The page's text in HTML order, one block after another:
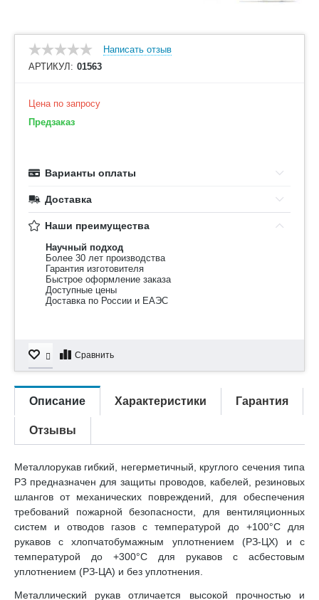
Написать отзыв
АРТИКУЛ: 01563
Цена по запросу
Предзаказ
Варианты оплаты
Доставка
Наши преимущества
Научный подход
Более 30 лет производства
Гарантия изготовителя
Быстрое оформление заказа
Доступные цены
Доставка по России и ЕАЭС
Сравнить
Описание Характеристики Гарантия
Отзывы
Металлорукав гибкий, негерметичный, круглого сечения типа
РЗ предназначен для защиты проводов, кабелей, резиновых
шлангов от механических повреждений, для обеспечения
требований пожарной безопасности, для вентиляционных
систем и отводов газов с температурой до +100°C для
рукавов с хлопчатобумажным уплотнением (РЗ-ЦХ) и с
температурой до +300°C для рукавов с асбестовым
уплотнением (РЗ-ЦА) и без уплотнения.
Металлический рукав отличается высокой прочностью и